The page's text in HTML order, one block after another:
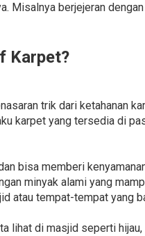
Misalnya berjejeran
Karpet?
trik dari ketahanan
karpet yang tersedia di
bisa memberi
minyak alami yang
atau tempat-tempat yang
lihat di masjid seperti